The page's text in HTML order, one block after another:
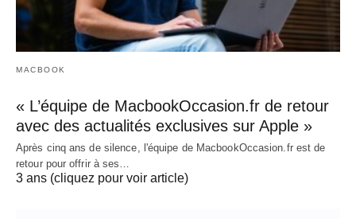
MACBOOK
« L’équipe de MacbookOccasion.fr de retour
avec des actualités exclusives sur Apple »
Après cinq ans de silence, l'équipe de MacbookOccasion.fr est de
retour pour offrir à ses…
3 ans (cliquez pour voir article)